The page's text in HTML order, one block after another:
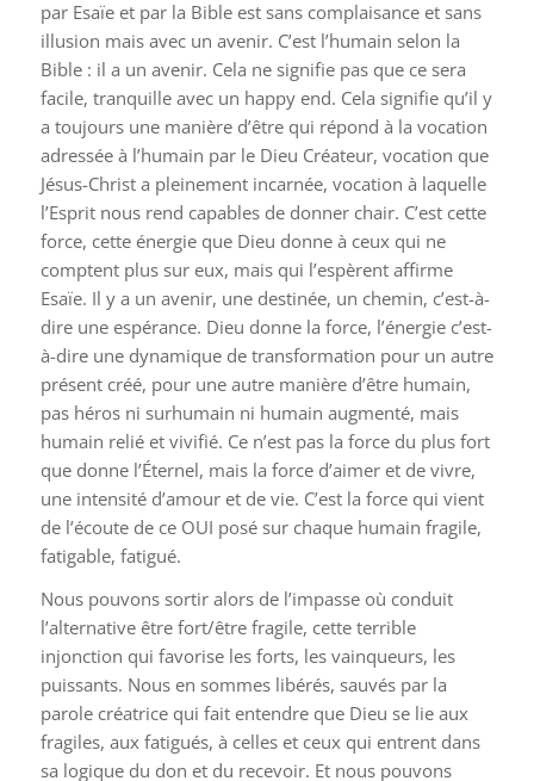
par Esaïe et par la Bible est sans complaisance et sans
illusion mais avec un avenir. C’est l’humain selon la
Bible : il a un avenir. Cela ne signifie pas que ce sera
facile, tranquille avec un happy end. Cela signifie qu’il y
a toujours une manière d’être qui répond à la vocation
adressée à l’humain par le Dieu Créateur, vocation que
Jésus-Christ a pleinement incarnée, vocation à laquelle
l’Esprit nous rend capables de donner chair. C’est cette
force, cette énergie que Dieu donne à ceux qui ne
comptent plus sur eux, mais qui l’espèrent affirme
Esaïe. Il y a un avenir, une destinée, un chemin, c’est-à-
dire une espérance. Dieu donne la force, l’énergie c’est-
à-dire une dynamique de transformation pour un autre
présent créé, pour une autre manière d’être humain,
pas héros ni surhumain ni humain augmenté, mais
humain relié et vivifié. Ce n’est pas la force du plus fort
que donne l’Éternel, mais la force d’aimer et de vivre,
une intensité d’amour et de vie. C’est la force qui vient
de l’écoute de ce OUI posé sur chaque humain fragile,
fatigable, fatigué.
Nous pouvons sortir alors de l’impasse où conduit
l’alternative être fort/être fragile, cette terrible
injonction qui favorise les forts, les vainqueurs, les
puissants. Nous en sommes libérés, sauvés par la
parole créatrice qui fait entendre que Dieu se lie aux
fragiles, aux fatigués, à celles et ceux qui entrent dans
sa logique du don et du recevoir. Et nous pouvons